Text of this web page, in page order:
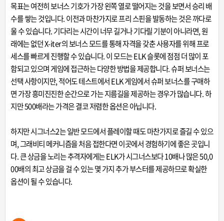
목표는 여전히 보너스 기호가 가장 왼쪽 열로 떨어지는 것을 보면서 승리 배
수를 쌓는 것입니다. 이전과 마찬가지로 프리 스핀을 발동하는 것은 까다로
울 수 있습니다. 기다리는 시간이 너무 길거나 기다릴 기분이 아니라면, 원
래에는 없던 X-iter의 보너스 모드를 통해 자격을 갖춘 사용자를 위해 프로
세스를 빠르게 진행할 수 있습니다. 이 모드는 ELK 슬롯에 점점 더 많이 포
함되고 있으며 게임에 접근하는 다양한 방법을 제공합니다. 슈퍼 보너스는
선택 사항이지만, 적어도 테스트에서 ELK 게임에서 슈퍼 보너스를 구매하
면 가장 흥미진진한 순간으로 가는 지름길을 제공하는 경우가 많습니다. 하
지만 500배라는 가격은 결코 저렴한 옵션은 아닙니다.
하지만 시그너스2는 일반 모드에서 플레이할 때도 마찬가지로 즐길 수 있으
며, 그래비티 메커니즘을 처음 접한다면 이곳에서 경험하기에 좋은 곳입니
다. 큰 상금을 노리는 추격자에게는 ELK가 시그너스보다 10배나 많은 50,0
00배의 최고 상금을 걸 수 있는 몇 가지 추가 부스터를 제공하므로 확실한
옵션이 될 수 있습니다.